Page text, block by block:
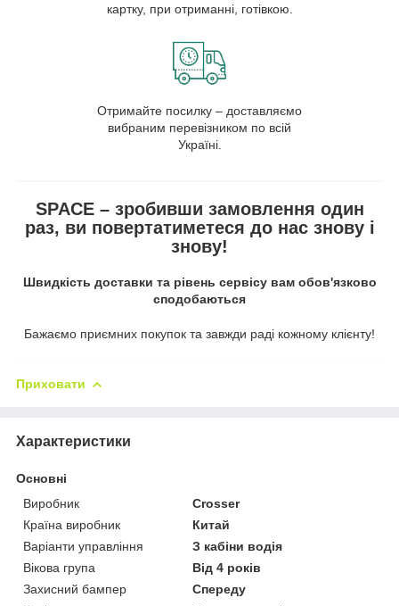
картку, при отриманні, готівкою.
Отримайте посилку – доставляємо
вибраним перевізником по всій
Україні.
SPACE – зробивши замовлення один
раз, ви повертатиметеся до нас знову і
знову!
Швидкість доставки та рівень сервісу вам обов'язково
сподобаються
Бажаємо приємних покупок та завжди раді кожному клієнту!
Приховати
Характеристики
Основні
Виробник
Crosser
Країна виробник
Китай
Варіанти управління
З кабіни водія
Вікова група
Від 4 років
Захисний бампер
Спереду